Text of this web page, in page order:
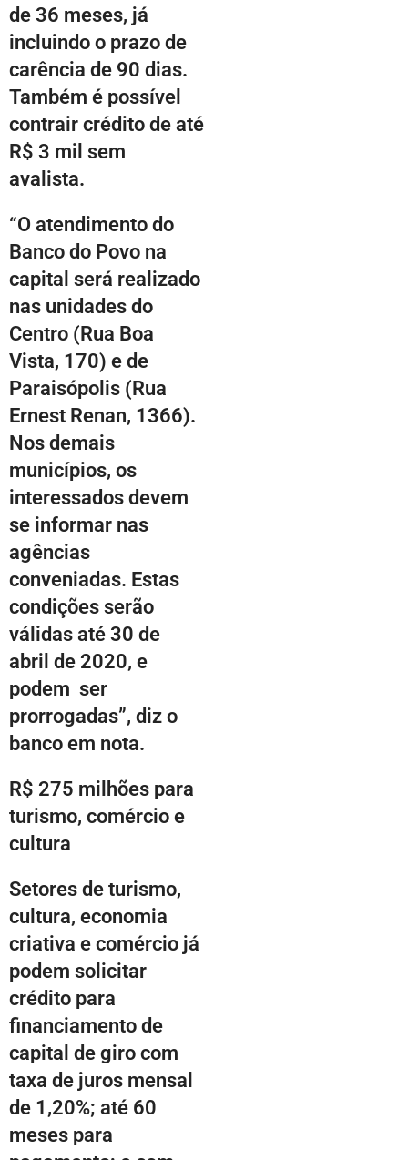
de 36 meses, já
incluindo o prazo de
carência de 90 dias.
Também é possível
contrair crédito de até
R$ 3 mil sem
avalista.
“O atendimento do
Banco do Povo na
capital será realizado
nas unidades do
Centro (Rua Boa
Vista, 170) e de
Paraisópolis (Rua
Ernest Renan, 1366).
Nos demais
municípios, os
interessados devem
se informar nas
agências
conveniadas. Estas
condições serão
válidas até 30 de
abril de 2020, e
podem ser
prorrogadas”, diz o
banco em nota.
R$ 275 milhões para
turismo, comércio e
cultura
Setores de turismo,
cultura, economia
criativa e comércio já
podem solicitar
crédito para
financiamento de
capital de giro com
taxa de juros mensal
de 1,20%; até 60
meses para